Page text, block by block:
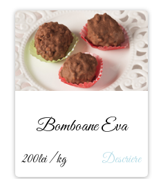
Bomboane Eva
200lei / kg Descriere